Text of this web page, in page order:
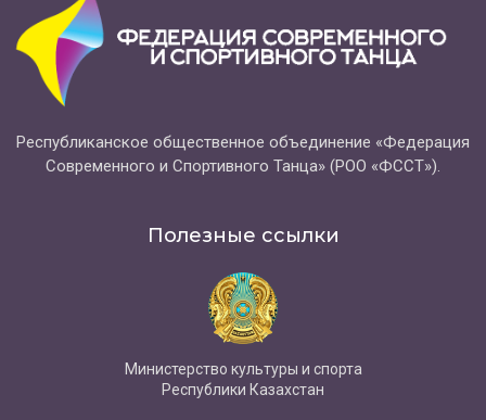
Республиканское общественное объединение «Федерация
Современного и Спортивного Танца» (РОО «ФССТ»).
Полезные ссылки
Министерство культуры и спорта
Республики Казахстан